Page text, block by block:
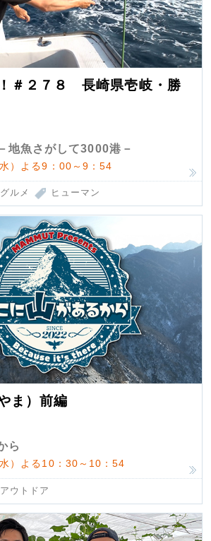
＃２７８ 長崎県壱岐・勝
地魚さがして3000港－
）よる9：00～9：54
ルメ ヒューマン
ま）前編
ら
）よる10：30～10：54
ウトドア